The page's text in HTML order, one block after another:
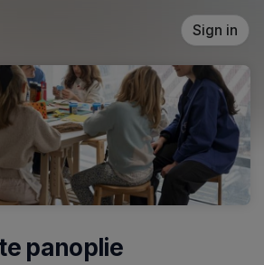
Sign in
panoplie